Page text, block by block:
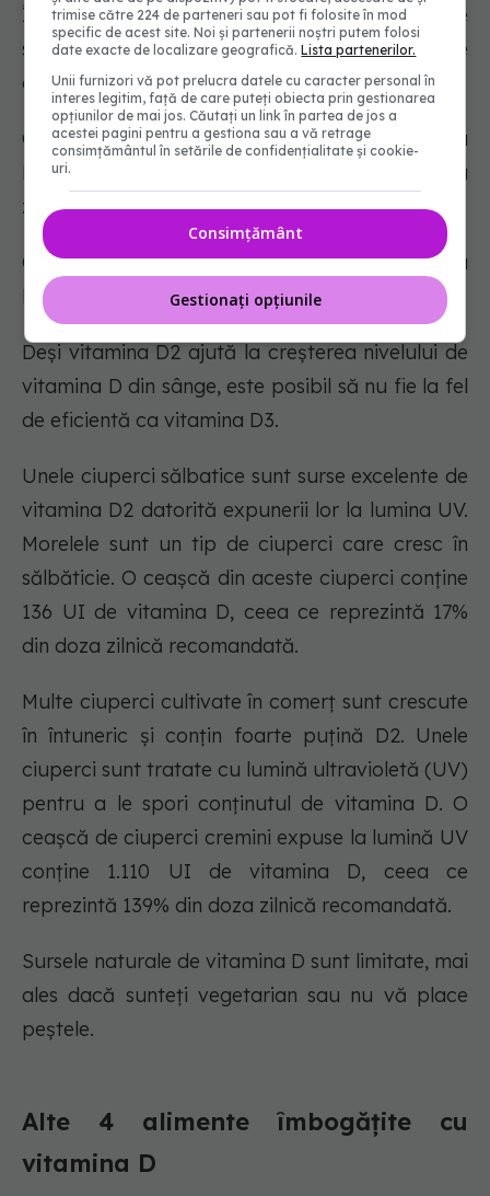
În afară de alimentele îmbogățite, ciupercile
sunt singura sursă suficientă de vitamina D de
origine non-animală.
Ca și oamenii, ciupercile pot sintetiza vitamina
D atunci când sunt expuse la lumina doza
zilnică recomandată.
Cu toate acestea, ciupercile produc vitamina
D2, în timp ce animalele produc vitamina D3.
Deși vitamina D2 ajută la creșterea nivelului de
vitamina D din sânge, este posibil să nu fie la fel
de eficientă ca vitamina D3.
Unele ciuperci sălbatice sunt surse excelente de
vitamina D2 datorită expunerii lor la lumina UV.
Morelele sunt un tip de ciuperci care cresc în
sălbăticie. O ceașcă din aceste ciuperci conține
136 UI de vitamina D, ceea ce reprezintă 17%
din doza zilnică recomandată.
Multe ciuperci cultivate în comerț sunt crescute
în întuneric și conțin foarte puțină D2. Unele
ciuperci sunt tratate cu lumină ultravioletă (UV)
pentru a le spori conținutul de vitamina D. O
ceașcă de ciuperci cremini expuse la lumină UV
conține 1.110 UI de vitamina D, ceea ce
reprezintă 139% din doza zilnică recomandată.
Sursele naturale de vitamina D sunt limitate, mai
ales dacă sunteți vegetarian sau nu vă place
peștele.
Alte 4 alimente îmbogățite cu
vitamina D
trimise către 224 de parteneri sau pot fi folosite în mod
specific de acest site. Noi și partenerii noștri putem folosi
date exacte de localizare geografică.Lista partenerilor.
Unii furnizori vă pot prelucra datele cu caracter personal în
interes legitim, față de care puteți obiecta prin gestionarea
opțiunilor de mai jos. Căutați un link în partea de jos a
acestei pagini pentru a gestiona sau a vă retrage
consimțământul în setările de confidențialitate și cookie-
uri.
Consimțământ
Gestionați opțiunile